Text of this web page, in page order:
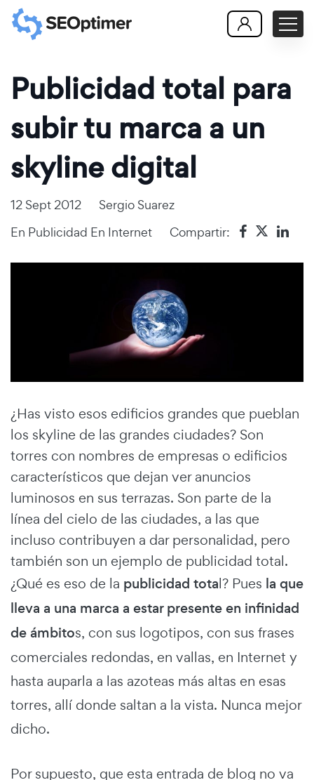
Publicidad total para
subir tu marca a un
skyline digital
12 Sept 2012
Sergio Suarez
En Publicidad En Internet Compartir:
¿Has visto esos edificios grandes que pueblan
los skyline de las grandes ciudades? Son
torres con nombres de empresas o edificios
característicos que dejan ver anuncios
luminosos en sus terrazas. Son parte de la
línea del cielo de las ciudades, a las que
incluso contribuyen a dar personalidad, pero
también son un ejemplo de publicidad total.
¿Qué es eso de la publicidad total? Pues la que
lleva a una marca a estar presente en infinidad
de ámbitos, con sus logotipos, con sus frases
comerciales redondas, en vallas, en Internet y
hasta auparla a las azoteas más altas en esas
torres, allí donde saltan a la vista. Nunca mejor
dicho.
Por supuesto, que esta entrada de blog no va